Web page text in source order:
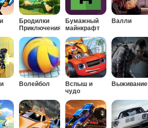
Бродилки
Приключения
Бумажный
майнкрафт
Валли
Волейбол
Вспыш и
чудо
машинки
Выживание